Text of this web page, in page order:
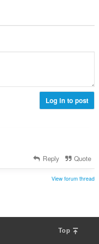
Log in to post
Reply Quote
View forum thread
Top